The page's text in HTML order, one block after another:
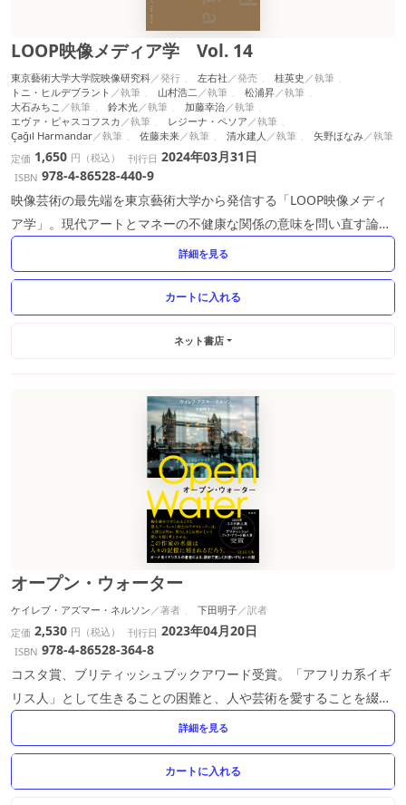
LOOP映像メディア学 Vol. 14
東京藝術大学大学院映像研究科 左右社
桂英史
トニ・ヒルデブラント
山村浩二
松浦昇
大石みちこ
鈴木光
加藤幸治
エヴァ・ピャスコフスカ
レジーナ・ペソア
Çağıl Harmandar
佐藤未来 清水建人
矢野ほなみ
定価 1,650 円（税込） 刊行日 2024年03月31日
ISBN 978-4-86528-440-9
映像芸術の最先端を東京藝術大学から発信する「LOOP映像メディ
ア学」。現代アートとマネーの不健康な関係の意味を問い直す論
考、最新のアニメーション論、映画論を収録した530ページ超最新
号
詳細を見る
ネット書店
オープン・ウォーター
ケイレブ・アズマー・ネルソン
下田明子
定価 2,530 円（税込） 刊行日 2023年04月20日
ISBN 978-4-86528-364-8
コスタ賞、ブリティッシュブックアワード受賞。「アフリカ系イギ
リス人」として生きることの困難と、人や芸術を愛することを綴る
詳細を見る